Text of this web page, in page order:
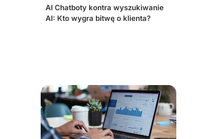
AI Chatboty kontra wyszukiwanie
AI: Kto wygra bitwę o klienta?